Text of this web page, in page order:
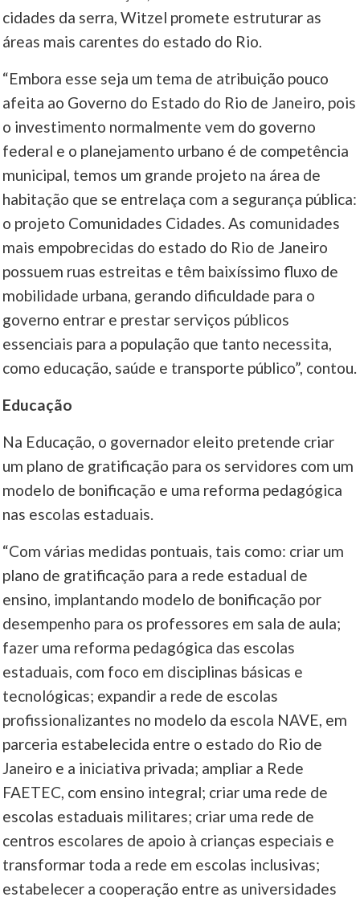
cidades da serra, Witzel promete estruturar as
áreas mais carentes do estado do Rio.
“Embora esse seja um tema de atribuição pouco
afeita ao Governo do Estado do Rio de Janeiro, pois
o investimento normalmente vem do governo
federal e o planejamento urbano é de competência
municipal, temos um grande projeto na área de
habitação que se entrelaça com a segurança pública:
o projeto Comunidades Cidades. As comunidades
mais empobrecidas do estado do Rio de Janeiro
possuem ruas estreitas e têm baixíssimo fluxo de
mobilidade urbana, gerando dificuldade para o
governo entrar e prestar serviços públicos
essenciais para a população que tanto necessita,
como educação, saúde e transporte público”, contou.
Educação
Na Educação, o governador eleito pretende criar
um plano de gratificação para os servidores com um
modelo de bonificação e uma reforma pedagógica
nas escolas estaduais.
“Com várias medidas pontuais, tais como: criar um
plano de gratificação para a rede estadual de
ensino, implantando modelo de bonificação por
desempenho para os professores em sala de aula;
fazer uma reforma pedagógica das escolas
estaduais, com foco em disciplinas básicas e
tecnológicas; expandir a rede de escolas
profissionalizantes no modelo da escola NAVE, em
parceria estabelecida entre o estado do Rio de
Janeiro e a iniciativa privada; ampliar a Rede
FAETEC, com ensino integral; criar uma rede de
escolas estaduais militares; criar uma rede de
centros escolares de apoio à crianças especiais e
transformar toda a rede em escolas inclusivas;
estabelecer a cooperação entre as universidades